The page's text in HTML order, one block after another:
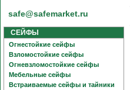
safe@safemarket.ru
СЕЙФЫ
Огнестойкие сейфы
Взломостойкие сейфы
Огневзломостойкие сейфы
Мебельные сейфы
Встраиваемые сейфы и тайники